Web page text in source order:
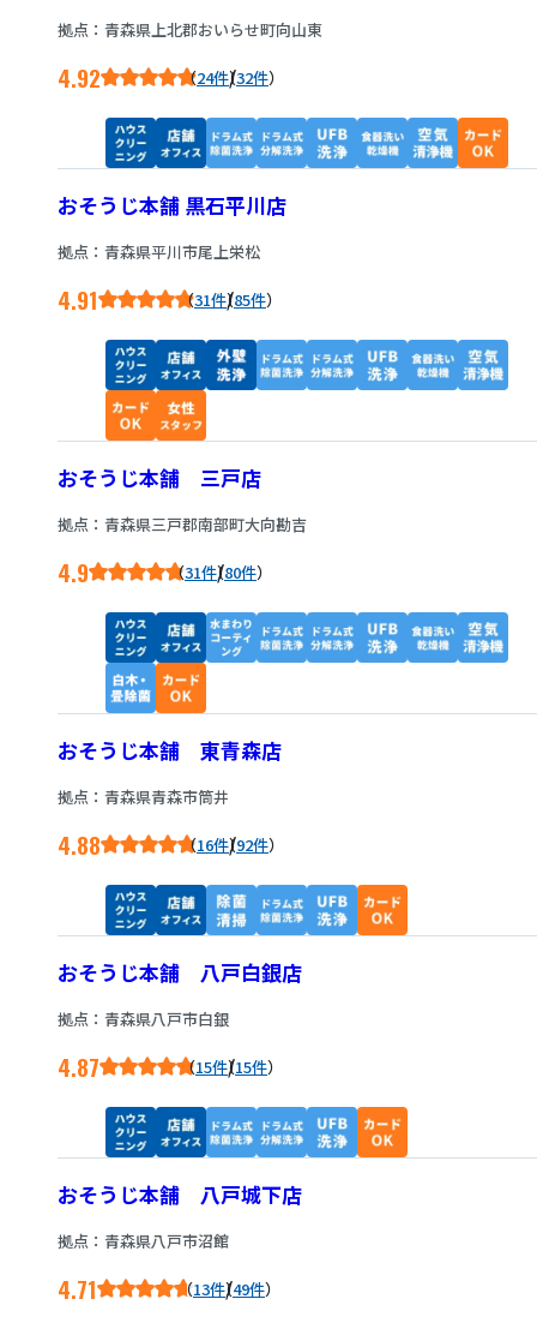
拠点：青森県上北郡おいらせ町向山東
4.92 24件/32件
おそうじ本舗 黒石平川店
拠点：青森県平川市尾上栄松
4.91 31件/85件
おそうじ本舗 三戸店
拠点：青森県三戸郡南部町大向勘吉
4.9 31件/80件
おそうじ本舗 東青森店
拠点：青森県青森市筒井
4.88 16件/92件
おそうじ本舗 八戸白銀店
拠点：青森県八戸市白銀
4.87 15件/15件
おそうじ本舗 八戸城下店
拠点：青森県八戸市沼館
4.71 13件/49件